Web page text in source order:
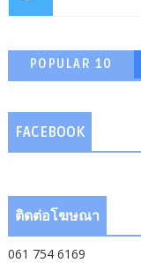
POPULAR 10
FACEBOOK
ติดต่อโฆษณา
061 754 6169